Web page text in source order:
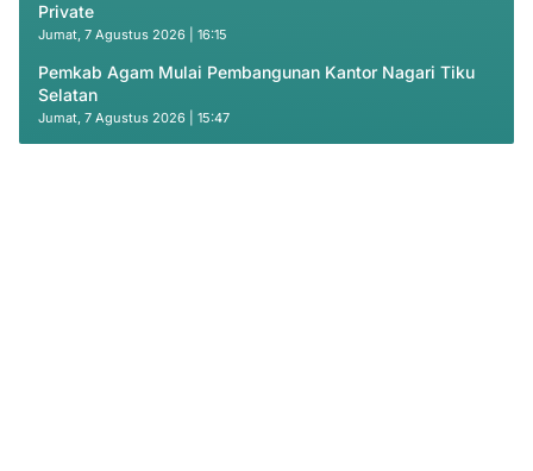
Private
Jumat, 7 Agustus 2026 | 16:15
Pemkab Agam Mulai Pembangunan Kantor Nagari Tiku
Selatan
Jumat, 7 Agustus 2026 | 15:47